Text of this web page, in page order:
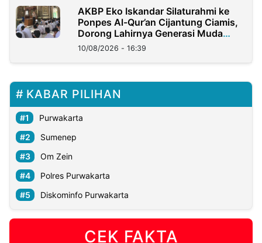
AKBP Eko Iskandar Silaturahmi ke
Ponpes Al-Qur’an Cijantung Ciamis,
Dorong Lahirnya Generasi Muda
Berkarakter
10/08/2026 - 16:39
KABAR PILIHAN
Purwakarta
Sumenep
Om Zein
Polres Purwakarta
Diskominfo Purwakarta
CEK FAKTA